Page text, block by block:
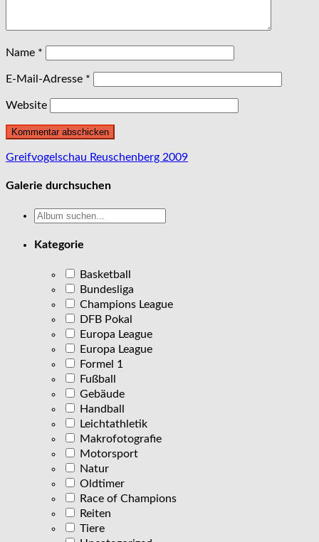
Name *
E-Mail-Adresse *
Website
Beitragsnavigation
Greifvogelschau Reuschenberg 2009
Galerie durchsuchen
Kategorie
Basketball
Bundesliga
Champions League
DFB Pokal
Europa League
Europa League
Formel 1
Fußball
Gebäude
Handball
Leichtathletik
Makrofotografie
Motorsport
Natur
Oldtimer
Race of Champions
Reiten
Tiere